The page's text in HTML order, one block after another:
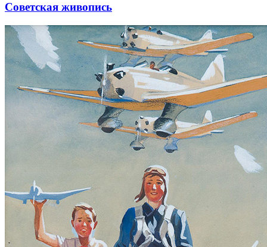
Советская живопись